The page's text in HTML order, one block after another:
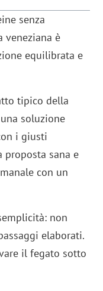
senza
veneziana è
equilibrata e
tipico della
soluzione
i giusti
proposta sana e
con un
non
elaborati.
il fegato sotto